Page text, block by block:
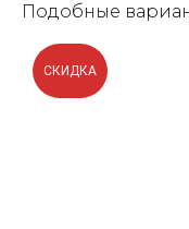
Подобные
СКИДКА